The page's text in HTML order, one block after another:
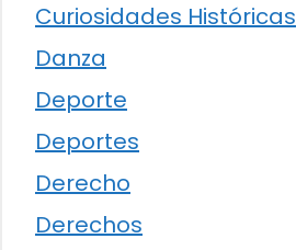
Curiosidades Históricas
Danza
Deporte
Deportes
Derecho
Derechos